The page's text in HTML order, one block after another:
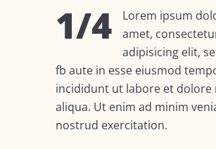
1/4
Lorem ipsum
amet,
adipisicing elit,
fb aute in esse eiusmod
incididunt ut labore et dolore
aliqua. Ut enim ad minim
nostrud exercitation.